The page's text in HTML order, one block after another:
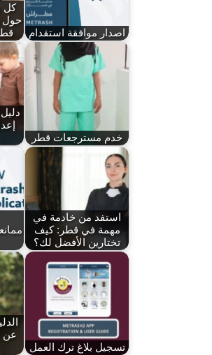
كل
حول
اصدار موافقة استقدام
خدم مسترجعات قطر
استفد من خادمة في
مهمة في قطر: كيف
تختارين الأفضل لك؟
عن
تسجيل بلاغ ترك العمل